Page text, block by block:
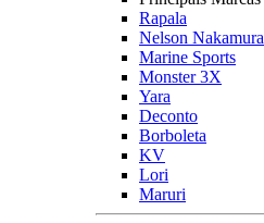
Rapala
Nelson Nakamura
Marine Sports
Monster 3X
Yara
Deconto
Borboleta
KV
Lori
Maruri